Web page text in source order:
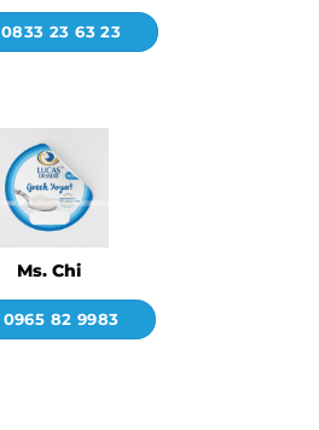
0833 23 63 23
Ms. Chi
0965 82 9983